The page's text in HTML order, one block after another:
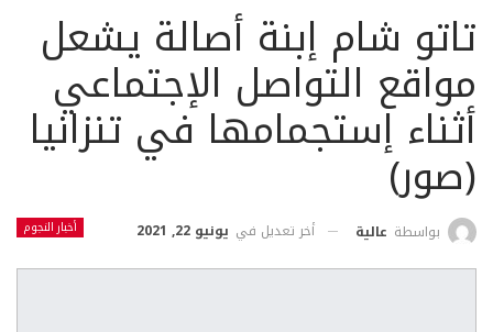
تاتو شام إبنة أصالة يشعل
مواقع التواصل الإجتماعي
أثناء إستجمامها في تنزانيا
(صور)
أخبار النجوم بواسطة عالية أخر تعديل في يونيو 22, 2021